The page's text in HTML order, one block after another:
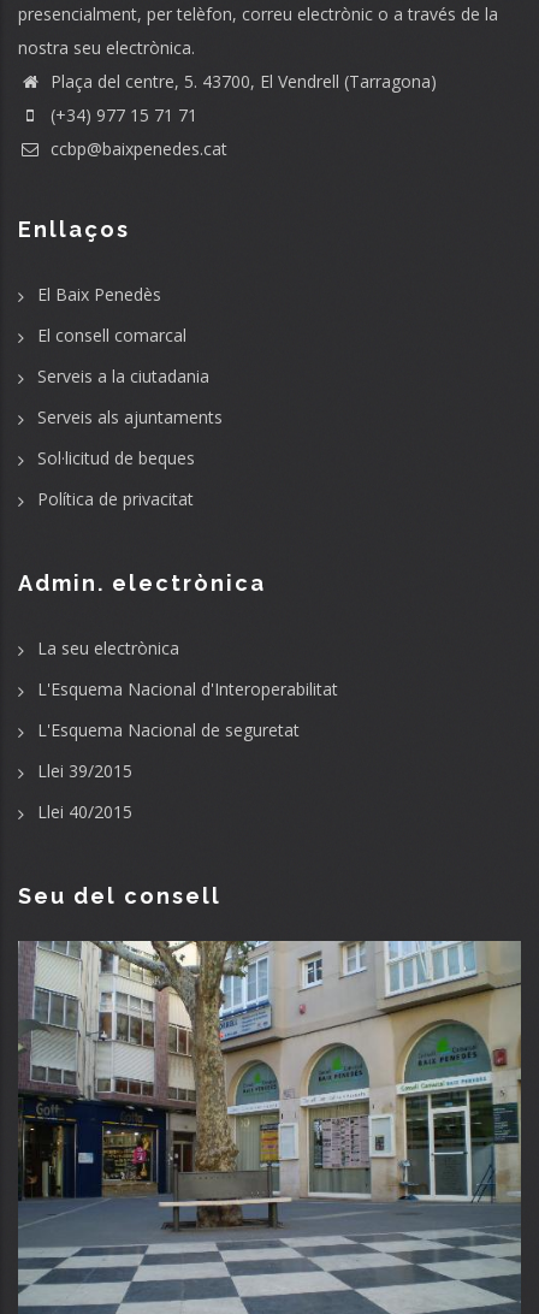
presencialment, per telèfon, correu electrònic o a través de la
nostra seu electrònica.
Plaça del centre, 5. 43700, El Vendrell (Tarragona)
(+34) 977 15 71 71
ccbp@baixpenedes.cat
Enllaços
El Baix Penedès
El consell comarcal
Serveis a la ciutadania
Serveis als ajuntaments
Sol·licitud de beques
Política de privacitat
Admin. electrònica
La seu electrònica
L'Esquema Nacional d'Interoperabilitat
L'Esquema Nacional de seguretat
Llei 39/2015
Llei 40/2015
Seu del consell